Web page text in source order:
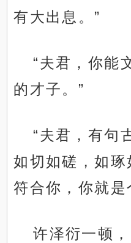
有大出息。”
“夫君，你能
的才子。”
“夫君，有句
如切如磋，如琢
符合你，你就是
许泽衍一顿